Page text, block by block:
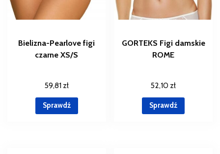
Bielizna-Pearlove figi
czarne XS/S
59,81 zł
Sprawdź
GORTEKS Figi damskie
ROME
52,10 zł
Sprawdź